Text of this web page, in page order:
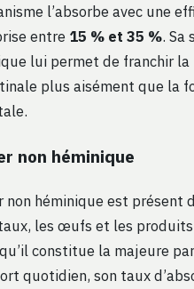
l’absorbe avec une
entre 15 % et 35 %. Sa
lui permet de franchir la
plus aisément que la
non héminique
non héminique est présent
les œufs et les
constitue la majeure
quotidien, son taux